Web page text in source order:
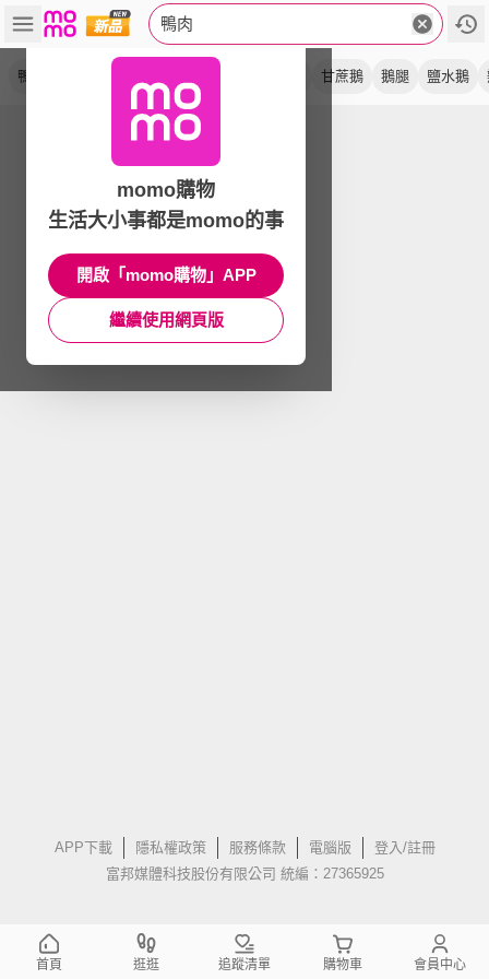
鴨肉
鴨胸 甘蔗鵝 鵝腿 鹽水鵝
APP下載 隱私權政策 服務條款 電腦版
登入/註冊
富邦媒體科技股份有限公司 統編：27365925
momo購物
生活大小事都是momo的事
開啟「momo購物」APP
繼續使用網頁版
首頁 逛逛 追蹤清單 購物車 會員中心